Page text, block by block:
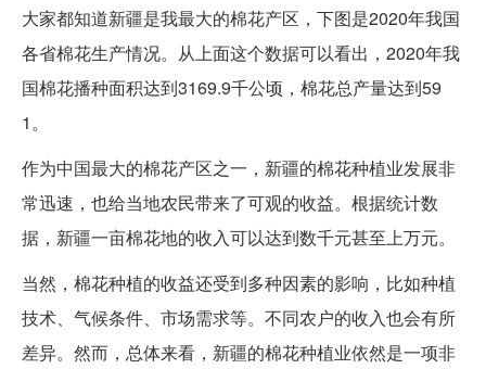
大家都知道新疆是我最大的棉花产区，下图是2020年我国
各省棉花生产情况。从上面这个数据可以看出，2020年我
国棉花播种面积达到3169.9千公顷，棉花总产量达到59
1。
作为中国最大的棉花产区之一，新疆的棉花种植业发展非
常迅速，也给当地农民带来了可观的收益。根据统计数
据，新疆一亩棉花地的收入可以达到数千元甚至上万元。
当然，棉花种植的收益还受到多种因素的影响，比如种植
技术、气候条件、市场需求等。不同农户的收入也会有所
差异。然而，总体来看，新疆的棉花种植业依然是一项非